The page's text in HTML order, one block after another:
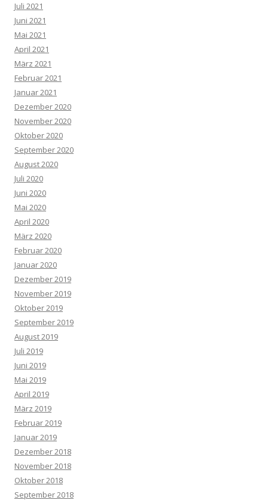
Juli 2021
Juni 2021
Mai 2021
April 2021
März 2021
Februar 2021
Januar 2021
Dezember 2020
November 2020
Oktober 2020
September 2020
August 2020
Juli 2020
Juni 2020
Mai 2020
April 2020
März 2020
Februar 2020
Januar 2020
Dezember 2019
November 2019
Oktober 2019
September 2019
August 2019
Juli 2019
Juni 2019
Mai 2019
April 2019
März 2019
Februar 2019
Januar 2019
Dezember 2018
November 2018
Oktober 2018
September 2018